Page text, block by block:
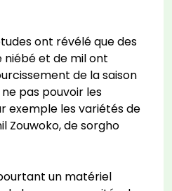
ont révélé que des
niébé et de mil ont
de la saison
pas pouvoir les
exemple les variétés de
Zouwoko, de sorgho
un matériel